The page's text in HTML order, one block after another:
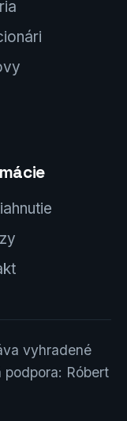
vyhradené
podpora: Róbert